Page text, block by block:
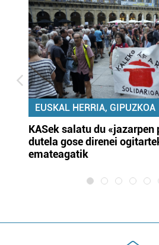
EUSKAL HERRIA, GIPUZKOA
KASek salatu du
dutela gose direnei
emateagatik